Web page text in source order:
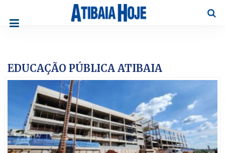
EDUCAÇÃO PÚBLICA ATIBAIA